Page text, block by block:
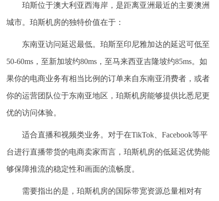
珀斯位于澳大利亚西海岸，是距离亚洲最近的主要澳洲
城市。珀斯机房的独特价值在于：
东南亚访问延迟最低。珀斯至印尼雅加达的延迟可低至
50-60ms，至新加坡约80ms，至马来西亚吉隆坡约85ms。如
果你的电商业务有相当比例的订单来自东南亚消费者，或者
你的运营团队位于东南亚地区，珀斯机房能够提供比悉尼更
优的访问体验。
适合直播和视频类业务。 对于在TikTok、Facebook等平
台进行直播带货的电商卖家而言，珀斯机房的低延迟优势能
够保障推流的稳定性和画面的流畅度。
需要指出的是，珀斯机房的国际带宽资源总量相对有